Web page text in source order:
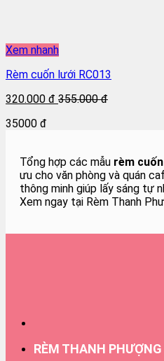
Xem nhanh
Rèm cuốn lưới RC013
320.000 đ 355.000 đ
35000 đ
Tổng hợp các mẫu rèm
ưu cho văn phòng và quán
thông minh giúp lấy sáng tự
Xem ngay tại Rèm Thanh
RÈM THANH